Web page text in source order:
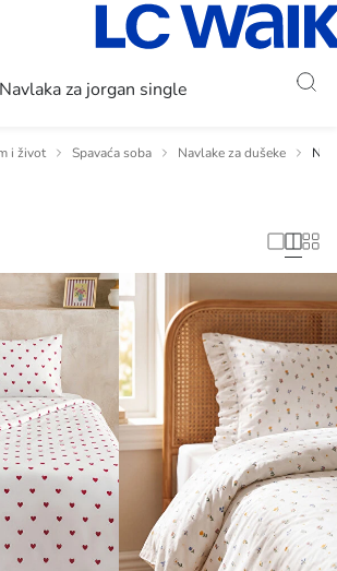
Navlaka za jorgan single
i život Spavaća soba Navlake za dušeke